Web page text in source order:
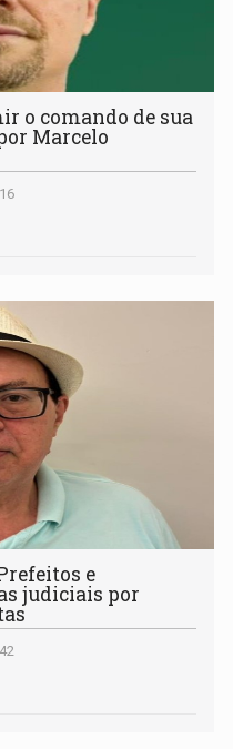
o comando de sua
Marcelo
e
judiciais por